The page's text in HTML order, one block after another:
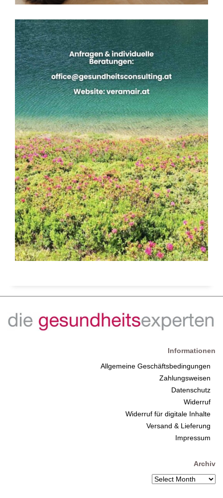
Informationen
Allgemeine Geschäftsbedingungen
Zahlungsweisen
Datenschutz
Widerruf
Widerruf für digitale Inhalte
Versand & Lieferung
Impressum
Archiv